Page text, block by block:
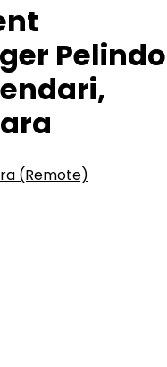
Pelindo
(Remote)